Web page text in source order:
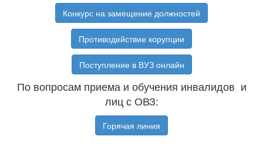
Конкурс на замещение должностей
Противодействие корупции
Поступление в ВУЗ онлайн
По вопросам приема и обучения инвалидов и
лиц с ОВЗ:
Горячая линия